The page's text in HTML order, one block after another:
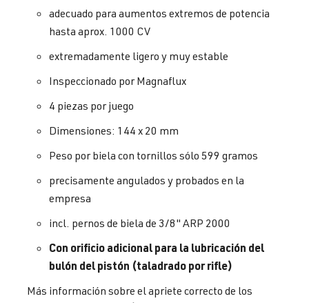
adecuado para aumentos extremos de potencia
hasta aprox. 1000 CV
extremadamente ligero y muy estable
Inspeccionado por Magnaflux
4 piezas por juego
Dimensiones: 144 x 20 mm
Peso por biela con tornillos sólo 599 gramos
precisamente angulados y probados en la
empresa
incl. pernos de biela de 3/8" ARP 2000
Con orificio adicional para la lubricación del
bulón del pistón (taladrado por rifle)
Más información sobre el apriete correcto de los